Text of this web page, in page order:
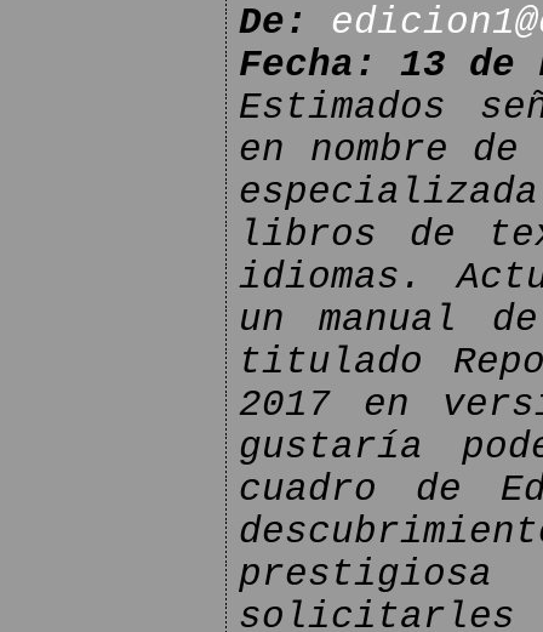
De:
Fecha: 13 de
Estimados
en nombre
libros de
idiomas.
un manual
titulado
2017 en
gustaría
cuadro de
solicitarles